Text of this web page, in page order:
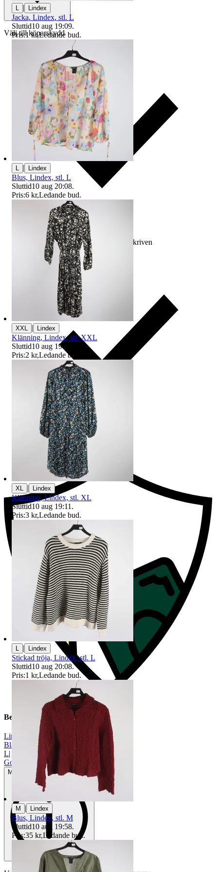
Välj till köparskydd
Ersättning om varan inte är som beskriven
Ersättning om du inte får din vara
Beskrivning
Lindex
Blå
L|
Gott använt skick
Mindre tecken på användning
| Lindex
Jacka, Lindex, stl. L
Sluttid10 aug 19:09.
Pris:1 kr,Ledande bud.
| Lindex
Blus, Lindex, stl. L
Sluttid10 aug 20:08.
Pris:6 kr,Ledande bud.
XXL | Lindex
Klänning, Lindex, stl. XXL
Sluttid10 aug 19:18
Pris:2 kr,Ledande bud
XL | Lindex
Klänning, Lindex, stl. XL
Sluttid10 aug 19:11 .
Pris:3 kr,Ledande bud.
| Lindex
Stickad tröja, Lindex, stl. L
Sluttid10 aug 20:08.
Pris:1 kr,Ledande bud.
M | Lindex
Blus, Lindex, stl. M
Sluttid10 aug 19:58.
Pris:35 kr,Ledande bud.